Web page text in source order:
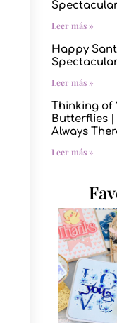
Leer más »
Happy
Leer más »
Thinking of
Butterflies |
Always
Leer más »